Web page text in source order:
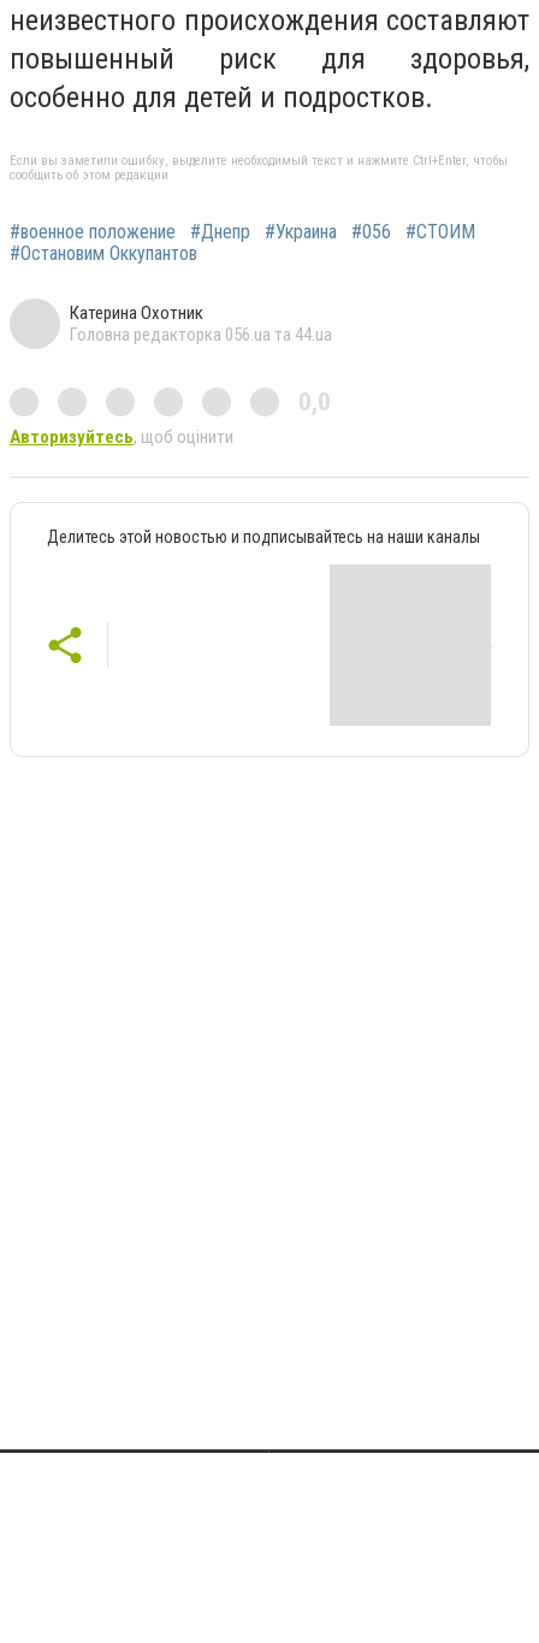
неизвестного происхождения составляют
повышенный риск для здоровья,
особенно для детей и подростков.
Если вы заметили ошибку, выделите необходимый текст и нажмите Ctrl+Enter, чтобы
сообщить об этом редакции
#военное положение #Днепр #Украина #056
#СТОИМ
#Остановим Оккупантов
Катерина Охотник
Головна редакторка 056.ua та 44.ua
0,0
Авторизуйтесь, щоб оцінити
Делитесь этой новостью и подписывайтесь на наши каналы